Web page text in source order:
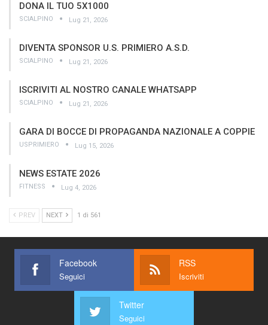
DONA IL TUO 5X1000
SCIALPINO Lug 21, 2026
DIVENTA SPONSOR U.S. PRIMIERO A.S.D.
SCIALPINO Lug 21, 2026
ISCRIVITI AL NOSTRO CANALE WHATSAPP
SCIALPINO Lug 21, 2026
GARA DI BOCCE DI PROPAGANDA NAZIONALE A COPPIE
USPRIMIERO Lug 15, 2026
NEWS ESTATE 2026
FITNESS Lug 4, 2026
PREV NEXT 1 di 561
Facebook
Seguici
RSS
Iscriviti
Twitter
Seguici